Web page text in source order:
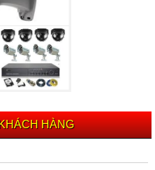
HÀNG